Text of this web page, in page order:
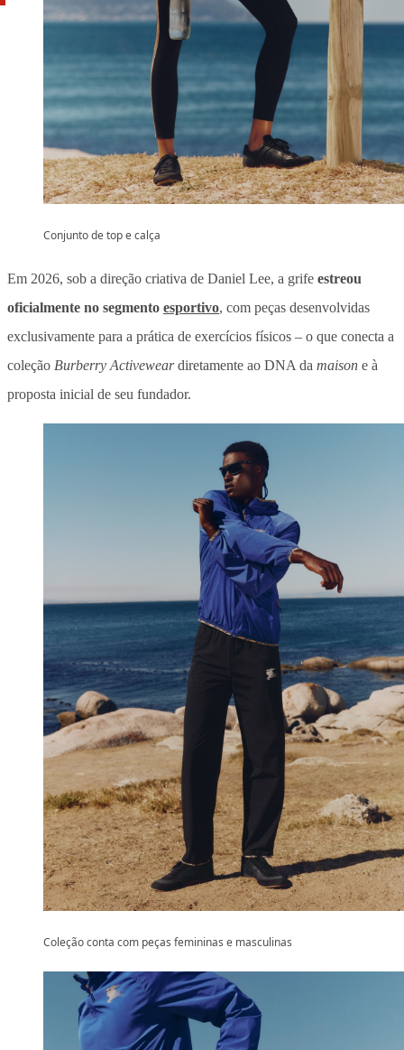
Conjunto de top e calça
Em 2026, sob a direção criativa de Daniel Lee, a grife estreou
oficialmente no segmento esportivo, com peças desenvolvidas
exclusivamente para a prática de exercícios físicos – o que conecta a
coleção Burberry Activeweardiretamente ao DNA da maison e à
proposta inicial de seu fundador.
Coleção conta com peças femininas e masculinas